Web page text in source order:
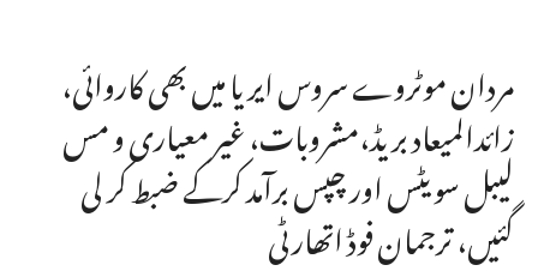
مردان موٹروے سروس ایر یا میں بھی کاروائی،
زائدالمیعاد بریڈ،مشروبات، غیر معیاری و مس
لیبل سویٹس اور چپس برآمد کرکے ضبط کر لی
گئیں، ترجمان فوڈ اتھارٹی